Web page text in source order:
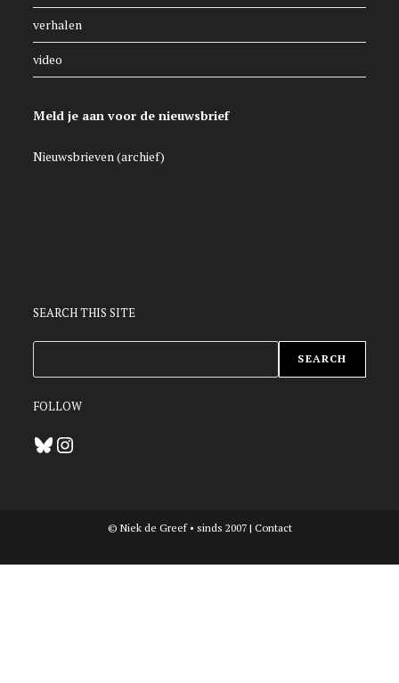
verhalen
video
Meld je aan voor de nieuwsbrief
Nieuwsbrieven (archief)
SEARCH THIS SITE
SEARCH
FOLLOW
BlueskyInstagram
© Niek de Greef • sinds 2007 | Contact